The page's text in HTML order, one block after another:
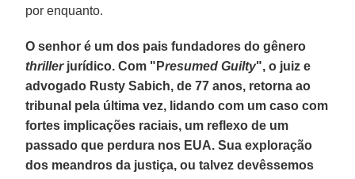
por enquanto.
O senhor é um dos pais fundadores do gênero
thrillerjurídico. Com "Presumed Guilty", o juiz e
advogado Rusty Sabich, de 77 anos, retorna ao
tribunal pela última vez, lidando com um caso com
fortes implicações raciais, um reflexo de um
passado que perdura nos EUA. Sua exploração
dos meandros da justiça, ou talvez devêssemos